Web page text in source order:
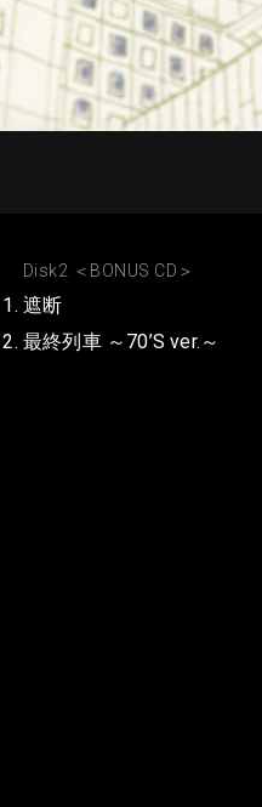
Disk2 ＜BONUS CD＞
遮断
最終列車 ～70’S ver.～